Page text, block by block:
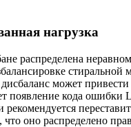
нагрузка
распределена
может
появление кода ошибки
что оно распределено